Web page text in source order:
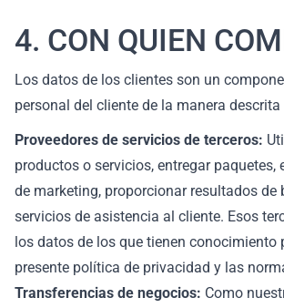
4. CON QUIEN
Los datos de los clientes son un
personal del cliente de la manera
Proveedores de servicios de terceros:
productos o servicios, entregar
de marketing, proporcionar resultados
servicios de asistencia al cliente. Esos
los datos de los que tienen
presente política de privacidad y las
Transferencias de negocios: Como